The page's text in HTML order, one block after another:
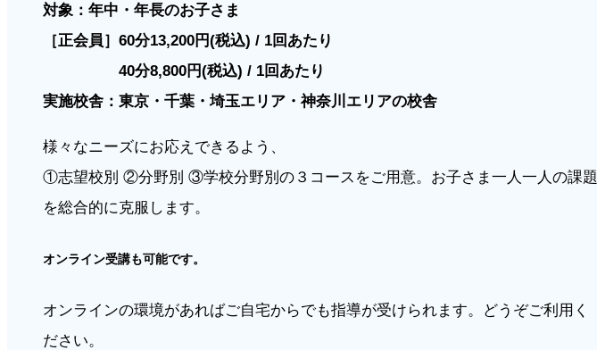
対象：年中・年長のお子さま
［正会員］60分13,200円(税込) / 1回あたり
40分8,800円(税込) / 1回あたり
実施校舎：東京・千葉・埼玉エリア・神奈川エリアの校舎
様々なニーズにお応えできるよう、
①志望校別 ②分野別 ③学校分野別の３コースをご用意。お子さま一人一人の課題
を総合的に克服します。
オンライン受講も可能です。
オンラインの環境があればご自宅からでも指導が受けられます。どうぞご利用く
ださい。